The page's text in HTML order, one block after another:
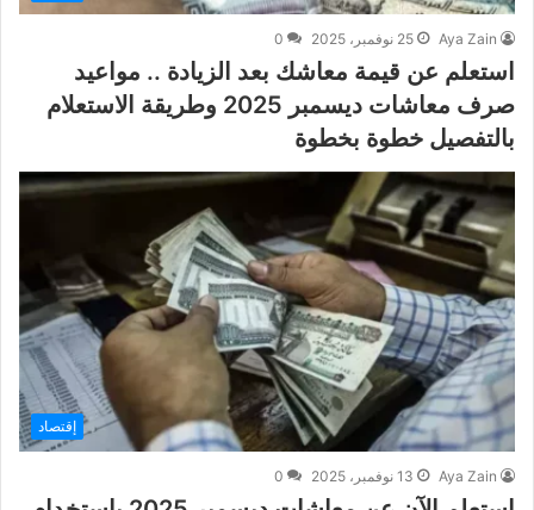
Aya Zain 25 نوفمبر، 2025 0
استعلم عن قيمة معاشك بعد الزيادة .. مواعيد
صرف معاشات ديسمبر 2025 وطريقة الاستعلام
بالتفصيل خطوة بخطوة
إقتصاد
Aya Zain 13 نوفمبر، 2025 0